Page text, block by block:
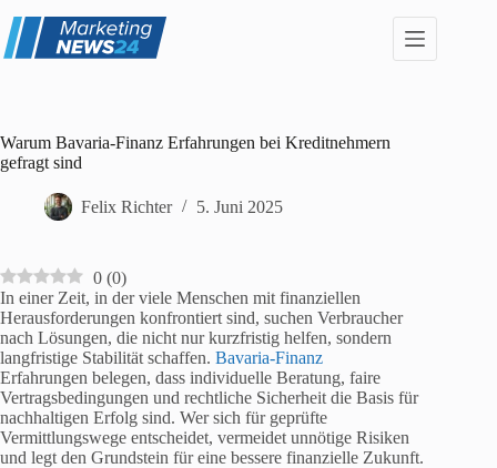
Inhalt
springen
Warum Bavaria-Finanz Erfahrungen bei Kreditnehmern
gefragt sind
Felix Richter 5. Juni 2025
0 (0)
In einer Zeit, in der viele Menschen mit finanziellen
Herausforderungen konfrontiert sind, suchen Verbraucher
nach Lösungen, die nicht nur kurzfristig helfen, sondern
langfristige Stabilität schaffen. Bavaria-Finanz
Erfahrungen belegen, dass individuelle Beratung, faire
Vertragsbedingungen und rechtliche Sicherheit die Basis für
nachhaltigen Erfolg sind. Wer sich für geprüfte
Vermittlungswege entscheidet, vermeidet unnötige Risiken
und legt den Grundstein für eine bessere finanzielle Zukunft.